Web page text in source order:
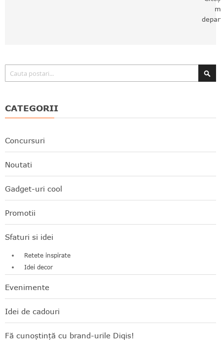
CATEGORII
Concursuri
Noutati
Gadget-uri cool
Promotii
Sfaturi si idei
Retete inspirate
Idei decor
Evenimente
Idei de cadouri
Fă cunoștință cu brand-urile Diqis!